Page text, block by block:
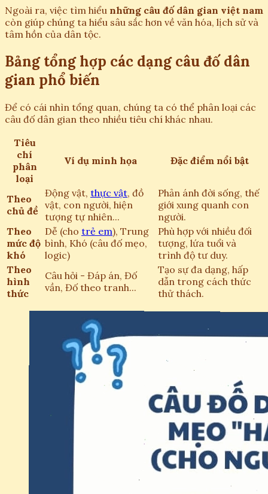
Ngoài ra, việc tìm hiểu những câu đố dân gian việt nam
còn giúp chúng ta hiểu sâu sắc hơn về văn hóa, lịch sử và
tâm hồn của dân tộc.
Bảng tổng hợp các dạng câu đố dân
gian phổ biến
Để có cái nhìn tổng quan, chúng ta có thể phân loại các
câu đố dân gian theo nhiều tiêu chí khác nhau.
Tiêu
chí
phân
loại
Ví dụ minh họa Đặc điểm nổi bật
Theo
chủ đề
Động vật, thực vật, đồ
vật, con người, hiện
tượng tự nhiên...
Phản ánh đời sống, thế
giới xung quanh con
người.
Theo
mức độ
khó
Dễ (cho trẻ em), Trung
bình, Khó (câu đố mẹo,
logic)
Phù hợp với nhiều đối
tượng, lứa tuổi và
trình độ tư duy.
Theo
hình
thức
Câu hỏi - Đáp án, Đố
vần, Đố theo tranh...
Tạo sự đa dạng, hấp
dẫn trong cách thức
thử thách.